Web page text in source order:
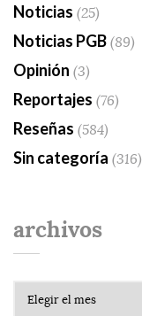
Noticias (25)
Noticias PGB(89)
Opinión (3)
Reportajes (76)
Reseñas (584)
Sin categoría (316)
archivos